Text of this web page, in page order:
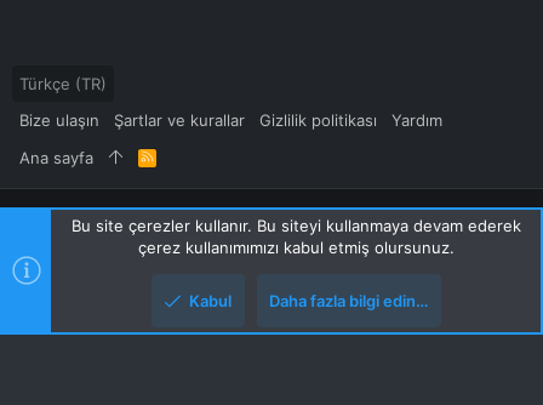
Türkçe (TR)
Bize ulaşın
Şartlar ve kurallar Gizlilik politikası
Yardım
Ana sayfa
R
S
S
Community platform by XenForo© 2010-2024 XenForo Ltd.
[XGT] Forum statistics system
- XenGenTr
|Style and add-ons by ThemeHouse
XenForo 2 Türkçe yama 🇹🇷 [XGT] Yazılım ve web hizmetleri 2014-
Bu site çerezler kullanır. Bu siteyi kullanmaya devam ederek
çerez kullanımımızı kabul etmiş olursunuz.
Kabul Daha fazla bilgi edin…